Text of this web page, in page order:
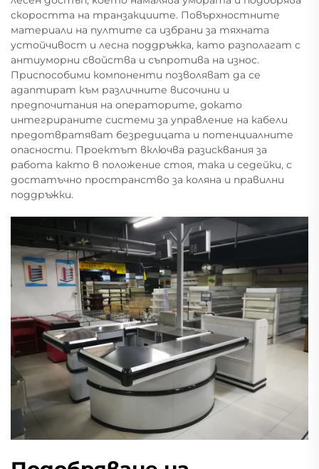
скоростта на транзакциите. Повърхностните
материали на пултите са избрани за тяхната
устойчивост и лесна поддръжка, като разполагат с
антиуморни свойства и съпротива на износ.
Приспособими компоненти позволяват да се
адаптират към различните височини и
предпочитания на операторите, докато
интегрираните системи за управление на кабели
предотвратяват безредицата и потенциалните
опасности. Проектът включва разисквания за
работа както в положение стоя, така и седейки, с
достатъчно пространство за коляна и правилни
поддръжки.